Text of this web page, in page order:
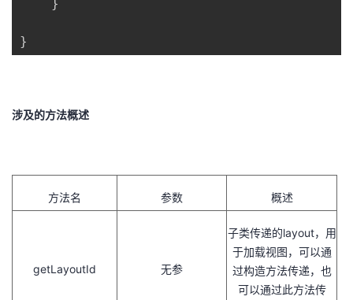
}
}
涉及的方法概述
方法名 参数 概述
getLayoutId 无参
子类传递的layout，用
于加载视图，可以通
过构造方法传递，也
可以通过此方法传